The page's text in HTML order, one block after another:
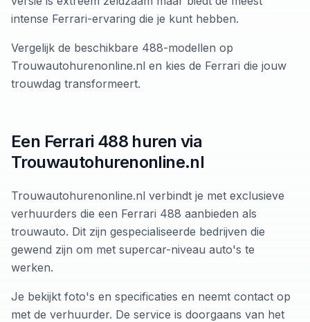
intense Ferrari-ervaring die je kunt hebben.
Vergelijk de beschikbare 488-modellen op
Trouwautohurenonline.nl en kies de Ferrari die jouw
trouwdag transformeert.
Een Ferrari 488 huren via
Trouwautohurenonline.nl
Trouwautohurenonline.nl verbindt je met exclusieve
verhuurders die een Ferrari 488 aanbieden als
trouwauto. Dit zijn gespecialiseerde bedrijven die
gewend zijn om met supercar-niveau auto's te
werken.
Je bekijkt foto's en specificaties en neemt contact op
met de verhuurder. De service is doorgaans van het